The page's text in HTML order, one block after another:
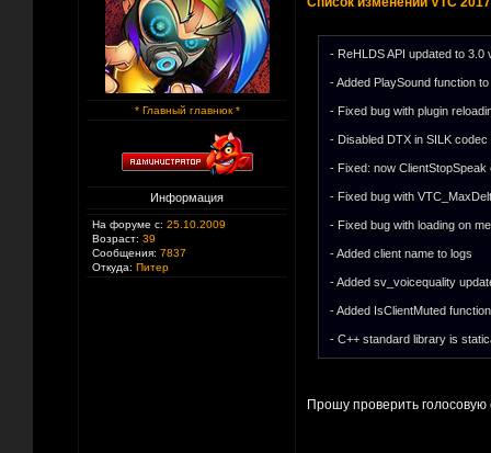
* Главный главнюк *
Информация
На форуме с: 25.10.2009
Возраст: 39
Сообщения: 7837
Откуда: Питер
- ReHLDS API updated to 3.0
- Added PlaySound function to
- Fixed bug with plugin
- Disabled DTX in SILK codec
- Fixed: now
- Fixed bug with
- Fixed bug with loading on
- Added client name to logs
- Added sv_voicequality
- Added IsClientMuted
- C++ standard library is
Прошу проверить голосовую